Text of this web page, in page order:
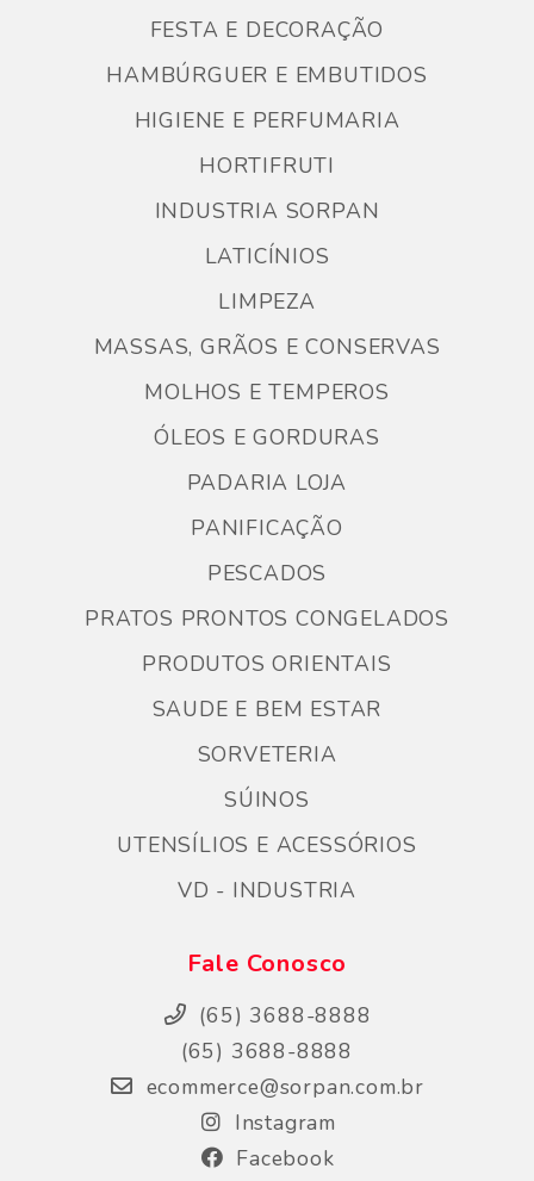
FESTA E DECORAÇÃO
HAMBÚRGUER E EMBUTIDOS
HIGIENE E PERFUMARIA
HORTIFRUTI
INDUSTRIA SORPAN
LATICÍNIOS
LIMPEZA
MASSAS, GRÃOS E CONSERVAS
MOLHOS E TEMPEROS
ÓLEOS E GORDURAS
PADARIA LOJA
PANIFICAÇÃO
PESCADOS
PRATOS PRONTOS CONGELADOS
PRODUTOS ORIENTAIS
SAUDE E BEM ESTAR
SORVETERIA
SÚINOS
UTENSÍLIOS E ACESSÓRIOS
VD - INDUSTRIA
Fale Conosco
(65) 3688-8888
(65) 3688-8888
ecommerce@sorpan.com.br
Instagram
Facebook